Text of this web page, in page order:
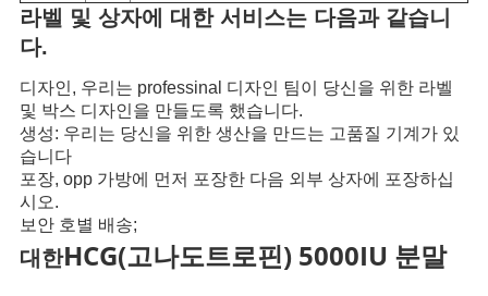
라벨 및 상자에 대한 서비스는 다음과 같습니
다.
디자인, 우리는 professinal 디자인 팀이 당신을 위한 라벨
및 박스 디자인을 만들도록 했습니다.
생성: 우리는 당신을 위한 생산을 만드는 고품질 기계가 있
습니다
포장, opp 가방에 먼저 포장한 다음 외부 상자에 포장하십
시오.
보안 호별 배송;
대한HCG(고나도트로핀) 5000IU 분말